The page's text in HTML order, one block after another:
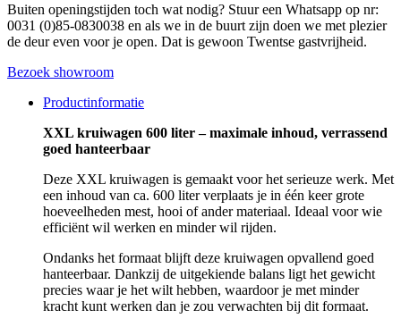
Buiten openingstijden toch wat nodig? Stuur een Whatsapp op nr:
0031 (0)85-0830038 en als we in de buurt zijn doen we met plezier
de deur even voor je open. Dat is gewoon Twentse gastvrijheid.
Bezoek showroom
Productinformatie
XXL kruiwagen 600 liter – maximale inhoud, verrassend
goed hanteerbaar
Deze XXL kruiwagen is gemaakt voor het serieuze werk. Met
een inhoud van ca. 600 liter verplaats je in één keer grote
hoeveelheden mest, hooi of ander materiaal. Ideaal voor wie
efficiënt wil werken en minder wil rijden.
Ondanks het formaat blijft deze kruiwagen opvallend goed
hanteerbaar. Dankzij de uitgekiende balans ligt het gewicht
precies waar je het wilt hebben, waardoor je met minder
kracht kunt werken dan je zou verwachten bij dit formaat.